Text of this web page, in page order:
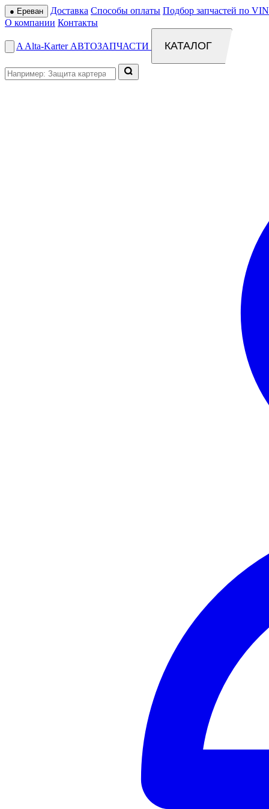
● Ереван Доставка Способы оплаты Подбор запчастей по
О компании Контакты
A Alta-Karter АВТОЗАПЧАСТИ КАТАЛОГ